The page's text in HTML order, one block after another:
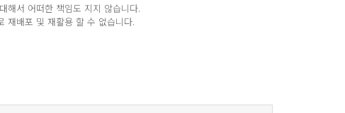
해서 어떠한 책임도 지지 않습니다.
재배포 및 재활용 할 수 없습니다.